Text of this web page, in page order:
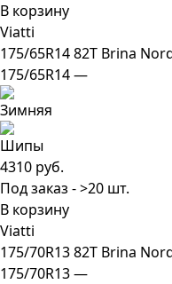
В корзину
Viatti
175/65R14 82T Brina
175/65R14 —
4310 руб.
Под заказ - >20 шт.
В корзину
Viatti
175/70R13 82T Brina
175/70R13 —